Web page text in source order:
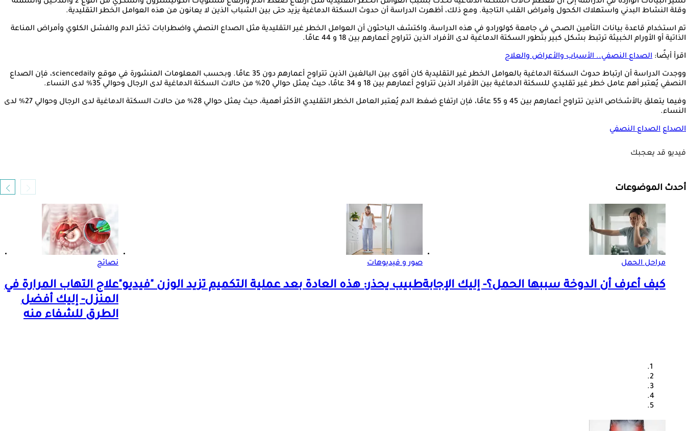
وقلة النشاط البدني واستهلاك الكحول وأمراض القلب التاجية. ومع ذلك، أظهرت الدراسة أن حدوث السكتة الدماغية يزيد حتى بين الشباب الذين لا يعانون من هذه العوامل الخطر التقليدية.
تم استخدام قاعدة بيانات التأمين الصحي في جامعة كولورادو في هذه الدراسة، واكتشف الباحثون أن العوامل الخطر غير التقليدية مثل الصداع النصفي واضطرابات تخثر الدم والفشل الكلوي وأمراض المناعة
الذاتية أو الأورام الخبيثة ترتبط بشكل كبير بتطور السكتة الدماغية لدى الأفراد الذين تتراوح أعمارهم بين 18 و 44 عامًا.
اقرأ أيضًا: الصداع النصفي.. الأسباب والأعراض والعلاج
ووجدت الدراسة أن ارتباط حدوث السكتة الدماغية بالعوامل الخطر غير التقليدية كان أقوى بين البالغين الذين تتراوح أعمارهم دون 35 عامًا. وبحسب المعلومات المنشورة في موقع sciencedaily، فإن الصداع
النصفي يُعتبر أهم عامل خطر غير تقليدي للسكتة الدماغية بين الأفراد الذين تتراوح أعمارهم بين 18 و 34 عامًا، حيث يمثل حوالي 20% من حالات السكتة الدماغية لدى الرجال وحوالي 35% لدى النساء.
وفيما يتعلق بالأشخاص الذين تتراوح أعمارهم بين 45 و 55 عامًا، فإن ارتفاع ضغط الدم يُعتبر العامل الخطر التقليدي الأكثر أهمية، حيث يمثل حوالي 28% من حالات السكتة الدماغية لدى الرجال وحوالي 27% لدى
النساء.
الصداع الصداع النصفي
فيديو قد يعجبك
أحدث الموضوعات
مراحل الحمل
كيف أعرف أن الدوخة سببها الحمل؟- إليك الإجابة
صور و فيديوهات
طبيب يحذر: هذه العادة بعد عملية التكميم تزيد الوزن "فيديو"
نصائح
علاج التهاب المرارة في
المنزل- إليك أفضل
الطرق للشفاء منه